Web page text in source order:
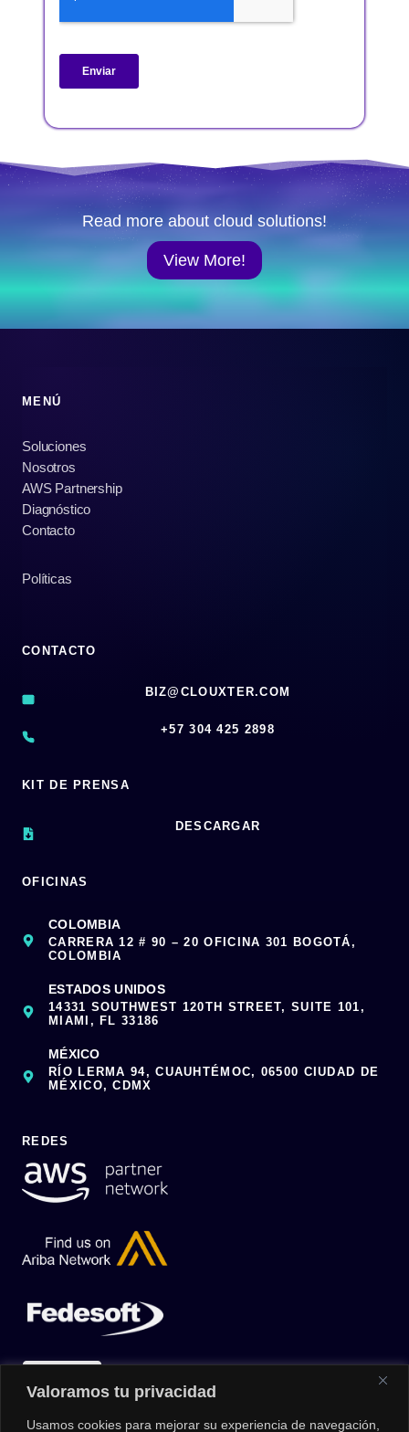
Valoramos tu privacidad
Usamos cookies para mejorar su experiencia de navegación,
Read more about cloud solutions!
View More!
MENÚ
Soluciones
Nosotros
AWS Partnership
Diagnóstico
Contacto
Políticas
CONTACTO
BIZ@CLOUXTER.COM
‪+57 304 425 2898
KIT DE PRENSA
DESCARGAR
OFICINAS
COLOMBIA
CARRERA 12 # 90 – 20 OFICINA 301 BOGOTÁ,
COLOMBIA
ESTADOS UNIDOS
14331 SOUTHWEST 120TH STREET, SUITE 101,
MIAMI, FL 33186
MÉXICO
RÍO LERMA 94, CUAUHTÉMOC, 06500 CIUDAD DE
MÉXICO, CDMX
REDES